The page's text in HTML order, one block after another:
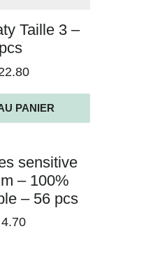
Taille 3 –
PANIER
sensitive
– 100%
– 56 pcs
4.70